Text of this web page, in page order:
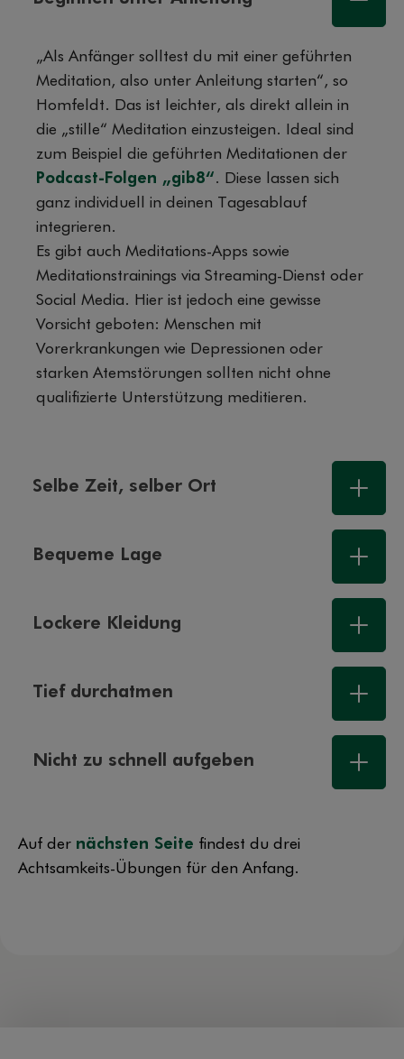
„Als Anfänger solltest du mit einer geführten
Meditation, also unter Anleitung starten“, so
Homfeldt. Das ist leichter, als direkt allein in
die „stille“ Meditation einzusteigen. Ideal sind
zum Beispiel die geführten Meditationen der
Podcast-Folgen „gib8“. Diese lassen sich
ganz individuell in deinen Tagesablauf
integrieren.
Es gibt auch Meditations-Apps sowie
Meditationstrainings via Streaming-Dienst oder
Social Media. Hier ist jedoch eine gewisse
Vorsicht geboten: Menschen mit
Vorerkrankungen wie Depressionen oder
starken Atemstörungen sollten nicht ohne
qualifizierte Unterstützung meditieren.
Selbe Zeit, selber Ort
Bequeme Lage
Lockere Kleidung
Tief durchatmen
Nicht zu schnell aufgeben
Auf der nächsten Seite findest du drei
Achtsamkeits-Übungen für den Anfang.